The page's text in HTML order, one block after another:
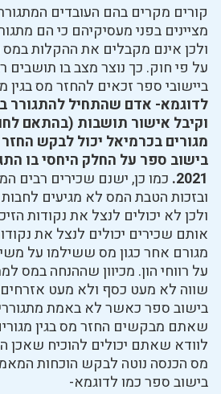
קורים מקרים בהם העובדים
מציינים בפני מעסיקיהם כי הם
ולכן אינם מקבלים את ההקלות
על פי חוק. כך נוצר מצב בו תושבים
ביישובי ספר זכאים להחזר מס בגין
וקיבל אישור תושבות (בהתאם
מגורים בכרמיאל יכול לבקש החזר
בישוב ספר על החלק היחסי בו
2021. כמו כן, ישנם שכירים רבים
ובזכות הטבת המס לא מגיעים
ולכן לא יכולים לנצל את נקודות
אותם שכירים יכולים לנצל את
מגורם אחר כגון מס ששילמו על
על רווחי הון. מכיוון שההנחה במס
שווה לא מעט כסף ולא מעט אזרחים
בישוב ספר כאשר לא באמת
שאתם מבקשים החזר מס בגין
לוודא שאתם יכולים להוכיח שאכן
מס הכנסה נוטה לבקש הוכחות
בישוב ספר כמו לדוגמא-